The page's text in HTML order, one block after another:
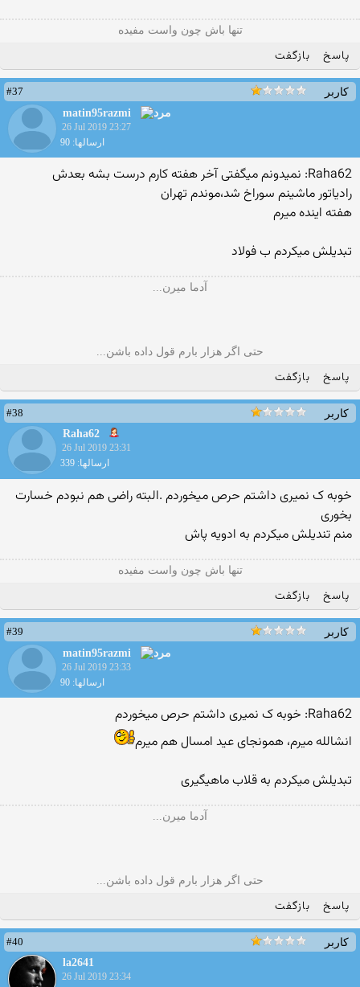
تنها باش چون واست مفیده
پاسخ بازگفت
کاربر
#37
matin95razmi
26 Jul 2019 23:27
ارسالها: 90
Raha62: نمیدونم میگفتی آخر هفته کارم درست بشه بعدش
رادیاتور ماشینم سوراخ شد،موندم تهران
هفته اینده میرم
تبدیلش میکردم ب فولاد
آدما میرن...
حتی اگر هزار بارم قول داده باشن...
پاسخ بازگفت
کاربر
#38
Raha62
26 Jul 2019 23:31
ارسالها: 339
خوبه ک نمیری داشتم حرص میخوردم .البته راضی هم نبودم خسارت
بخوری
منم تندیلش میکردم به ادویه پاش
تنها باش چون واست مفیده
پاسخ بازگفت
کاربر
#39
matin95razmi
26 Jul 2019 23:33
ارسالها: 90
Raha62: خوبه ک نمیری داشتم حرص میخوردم
انشالله میرم، همونجای عید امسال هم میرم
تبدیلش میکردم به قلاب ماهیگیری
آدما میرن...
حتی اگر هزار بارم قول داده باشن...
پاسخ بازگفت
کاربر
#40
la2641
26 Jul 2019 23:34